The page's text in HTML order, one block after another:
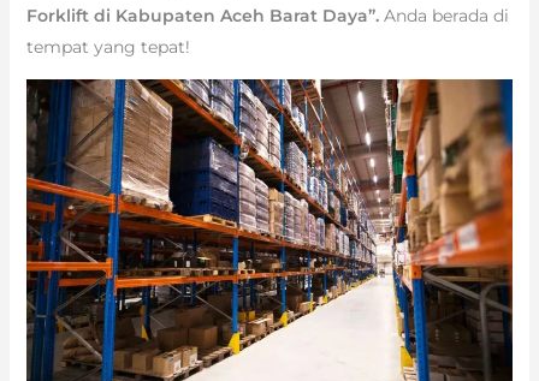
Forklift di Kabupaten Aceh Barat Daya”. Anda berada di
tempat yang tepat!